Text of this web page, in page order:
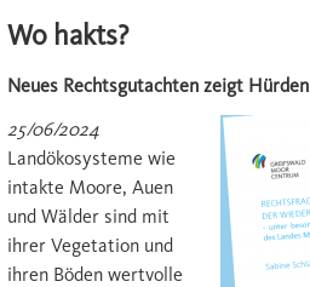
Wo hakts?
Neues Rechtsgutachten zeigt Hürden
25/06/2024
Landökosysteme wie
intakte Moore, Auen
und Wälder sind mit
ihrer Vegetation und
ihren Böden wertvolle